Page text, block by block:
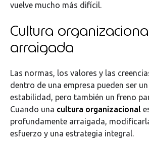
vuelve mucho más difícil.
Cultura
arraigada
Las normas, los valores y las
dentro de una empresa pueden ser
estabilidad, pero también un freno
Cuando una cultura organizacional
profundamente arraigada,
esfuerzo y una estrategia integral.